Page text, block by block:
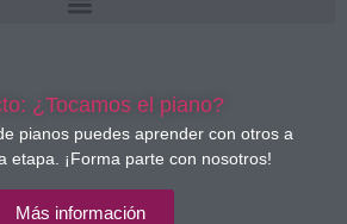
¿Tocamos el piano?
pianos puedes aprender con otros a
etapa. ¡Forma parte con nosotros!
Más información